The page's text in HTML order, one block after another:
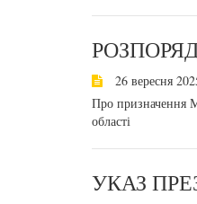
26 вересня
Про призначення
області
УКАЗ